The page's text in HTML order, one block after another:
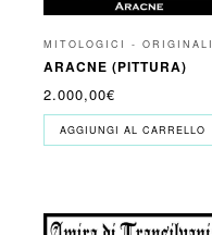
MITOLOGICI - ORIGINALI
ARACNE (PITTURA)
2.000,00€
AGGIUNGI AL CARRELLO